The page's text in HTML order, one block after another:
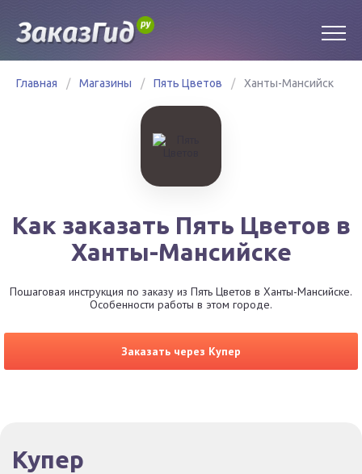
Главная / Магазины / Пять Цветов / Ханты-Мансийск
Как заказать Пять Цветов в
Ханты-Мансийске
Пошаговая инструкция по заказу из Пять Цветов в Ханты-Мансийске.
Особенности работы в этом городе.
Заказать через Купер
Купер